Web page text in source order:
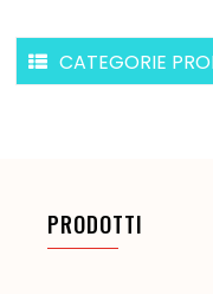
CATEGORIE
PRODOTTI